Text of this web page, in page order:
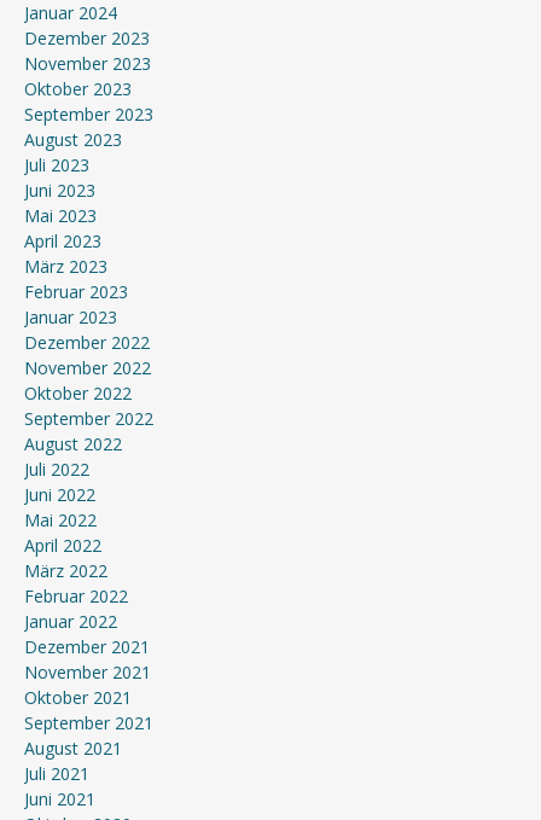
Januar 2024
Dezember 2023
November 2023
Oktober 2023
September 2023
August 2023
Juli 2023
Juni 2023
Mai 2023
April 2023
März 2023
Februar 2023
Januar 2023
Dezember 2022
November 2022
Oktober 2022
September 2022
August 2022
Juli 2022
Juni 2022
Mai 2022
April 2022
März 2022
Februar 2022
Januar 2022
Dezember 2021
November 2021
Oktober 2021
September 2021
August 2021
Juli 2021
Juni 2021